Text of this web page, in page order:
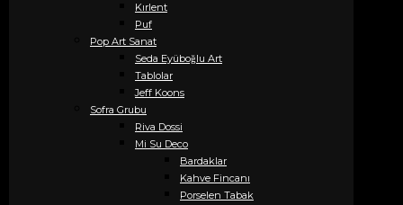
Kırlent
Puf
Pop Art Sanat
Seda Eyüboğlu Art
Tablolar
Jeff Koons
Sofra Grubu
Riva Dossi
Mi Su Deco
Bardaklar
Kahve Fincanı
Porselen Tabak